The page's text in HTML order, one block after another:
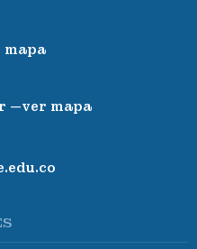
mapa
—ver mapa